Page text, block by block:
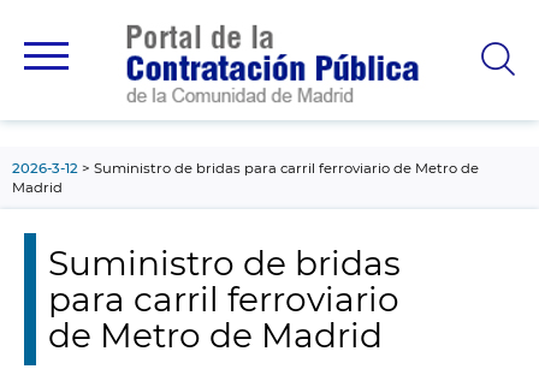
principal
2026-3-12
Suministro de bridas para carril ferroviario de Metro de
Madrid
Suministro de bridas
para carril ferroviario
de Metro de Madrid